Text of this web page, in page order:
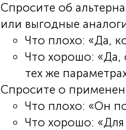
Спросите об
или выгодные
Что плохо: «Да,
Что хорошо: «Да,
тех же
Спросите о
Что плохо: «Он
Что хорошо: «Для